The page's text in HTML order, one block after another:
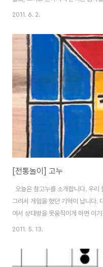
정월보름에 지냈으며, 마을에 안녕
구 또한 공주도서관의 마음을 담아
답죠. 앞으로 공주도서관을 찾는 모
것입니다.
2011. 6. 2.
[전통놀이] 고누
오늘은 참고누를 소개합니다. 우리
그려서 게임을 했던 기억이 납니다.
여서 상대방을 못움직이게 하면 이
판을 만들고 놀이판에서 게임을 하
이고 선의 모서리부분을 하나씩 교
리부분에 세개의 말이 이어있으면
2011. 5. 13.